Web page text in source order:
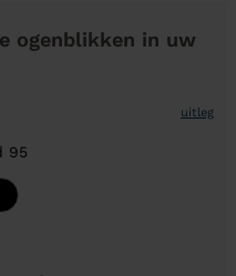
ogenblikken in uw
uitleg
95